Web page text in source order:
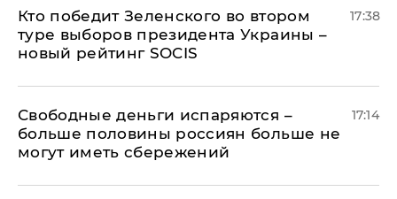
Кто победит Зеленского во втором
туре выборов президента Украины –
новый рейтинг SOCIS
17:38
Свободные деньги испаряются –
больше половины россиян больше не
могут иметь сбережений
17:14